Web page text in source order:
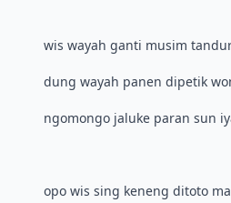
wis wayah ganti musim
dung wayah panen dipetik
ngomongo jaluke paran sun
opo wis sing keneng ditoto